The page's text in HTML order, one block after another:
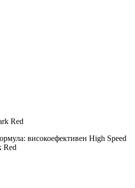
Red
високоефективен High Speed
Red